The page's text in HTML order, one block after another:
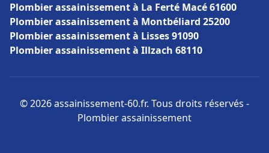
Plombier assainissement à La Ferté Macé 61600
Plombier assainissement à Montbéliard 25200
Plombier assainissement à Lisses 91090
Plombier assainissement à Illzach 68110
© 2026 assainissement-60.fr. Tous droits réservés -
Plombier assainissement